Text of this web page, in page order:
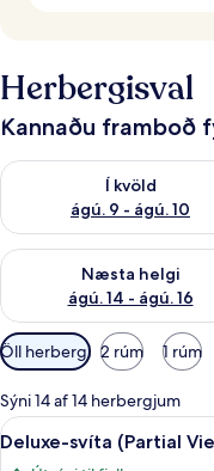
Herbergisval
Kannaðu framboð
Í kvöld
ágú. 9 - ágú. 10
Athuga framboð í kvöld
Næsta helgi
ágú. 14 - ágú. 16
Athuga framboð næstu
Síur
í
boði
fyrir
herbergi
Öll herbergi 2 rúm 1 rúm
Sýni 14 af 14 herbergjum
Skoða
allar
10
Deluxe-svíta (Partial